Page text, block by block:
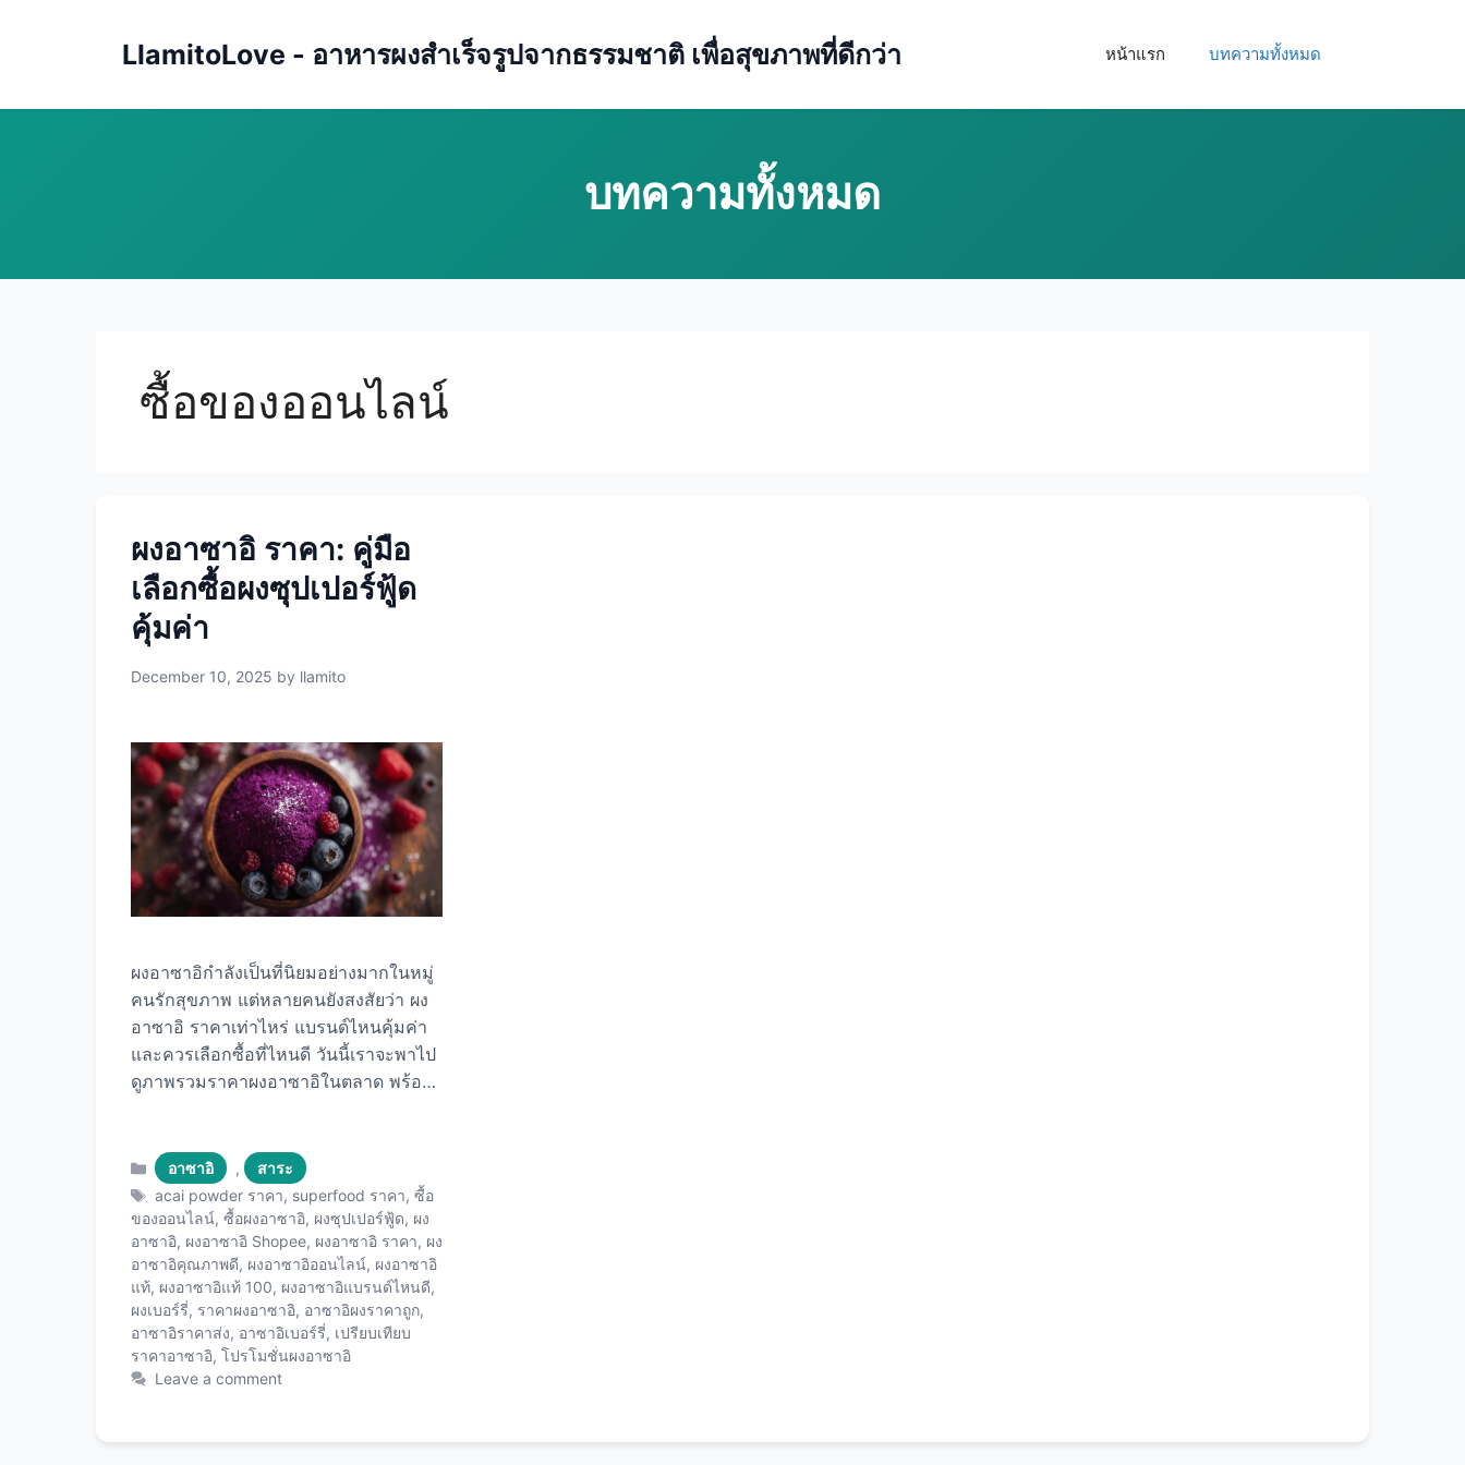
LlamitoLove - อาหารผงสำเร็จรูปจากธรรมชาติ เพื่อสุขภาพที่ดีกว่า หน้าแรก บทความทั้งหมด
ซื้อของออนไลน์
ผงอาซาอิ ราคา: คู่มือ
เลือกซื้อผงซุปเปอร์ฟู้ด
คุ้มค่า
December 10, 2025 by llamito
ผงอาซาอิกำลังเป็นที่นิยมอย่างมากในหมู่
คนรักสุขภาพ แต่หลายคนยังสงสัยว่า ผง
อาซาอิ ราคาเท่าไหร่ แบรนด์ไหนคุ้มค่า
และควรเลือกซื้อที่ไหนดี วันนี้เราจะพาไป
ดูภาพรวมราคาผงอาซาอิในตลาด พร้อม
ราคาที่เหมาะสม เราขอแนะนำ ผงอาซาอิ
แท้คุณภาพพรีเมียม ที่ได้รับความนิยมสูง
และมีราคาที่แข่งขันได้ ภาพรวมราคาผง
อาซาอิในตลาดไทย ในปัจจุบัน ราคาผง
อาซาอิในตลาดไทยมีความหลากหลาย
ขึ้นอยู่กับแบรนด์ คุณภาพ และปริมาณ
โดยทั่วไปราคาจะอยู่ในช่วง 150-1,200
บาทต่อ 100 กรัม ราคาตามขนาดบรรจุ
ภัณฑ์ ช่วงราคาตามคุณภาพ ระดับเริ่มต้น
Categories
อาซาอิ ,
สาระ
Tags
acai powder ราคา, superfood ราคา,ซื้อ
ของออนไลน์, ซื้อผงอาซาอิ, ผงซุปเปอร์ฟู้ด, ผง
อาซาอิ, ผงอาซาอิ Shopee, ผงอาซาอิ ราคา, ผง
อาซาอิคุณภาพดี, ผงอาซาอิออนไลน์, ผงอาซาอิ
แท้, ผงอาซาอิแท้ 100, ผงอาซาอิแบรนด์ไหนดี,
ผงเบอร์รี่, ราคาผงอาซาอิ, อาซาอิผงราคาถูก,
อาซาอิราคาส่ง, อาซาอิเบอร์รี่, เปรียบเทียบ
ราคาอาซาอิ, โปรโมชั่นผงอาซาอิ
Leave a comment